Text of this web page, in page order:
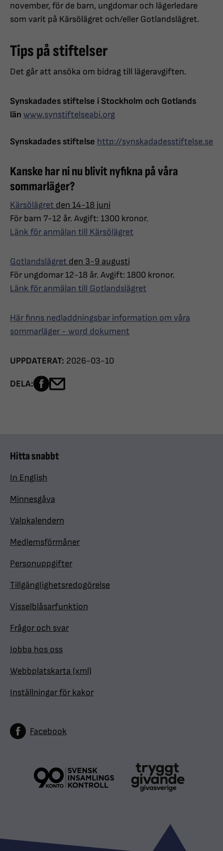
november, för de barn, ungdomar och lägerledare
som varit på Kärsölägret och/eller Gotlandslägret.
Tips på stiftelser
Det går att ansöka om bidrag till lägeravgiften.
Synskadades stiftelse i Stockholm och Gotlands
län www.synstiftelseabi.org
Synskadades stiftelse http://synskadadesstiftelse.se
Kanske har ni nu blivit nyfikna på våra
sommarläger?
Kärsölägret den 14-18 juni
För barn 7-12 år. Avgift: 1300 kronor.
Länk för anmälan till Kärsölägret
Gotlandslägret den 3-9 augusti
För ungdomar 12-18 år. Avgift: 1800 kronor.
Länk för anmälan till Gotlandslägret
Här finns nedladdningsbar information om våra
sommarläger - word dokument
UPPDATERAT: 2026-03-10
DELA: Dela sidan på Facebook
Hitta snabbt
In English
Minnesgåva
Valpkalendern
Medlemsförmåner
Personuppgifter
Tillgänglighetsredogörelse
Visselblåsarfunktion
Frågor och svar
Jobba hos oss
Webbplatskarta (xml)
Inställningar för kakor
Facebook